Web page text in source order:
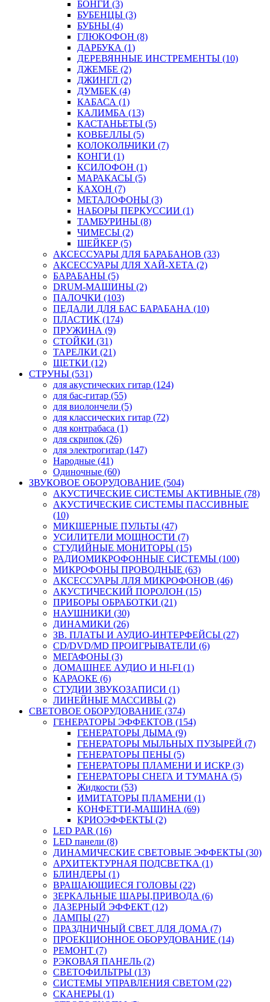
БОНГИ (3)
БУБЕНЦЫ (3)
БУБНЫ (4)
ГЛЮКОФОН (8)
ДАРБУКА (1)
ДЕРЕВЯННЫЕ ИНСТРЕМЕНТЫ (10)
ДЖЕМБЕ (2)
ДЖИНГЛ (2)
ДУМБЕК (4)
КАБАСА (1)
КАЛИМБА (13)
КАСТАНЬЕТЫ (5)
КОВБЕЛЛЫ (5)
КОЛОКОЛЬЧИКИ (7)
КОНГИ (1)
КСИЛОФОН (1)
МАРАКАСЫ (5)
КАХОН (7)
МЕТАЛОФОНЫ (3)
НАБОРЫ ПЕРКУССИИ (1)
ТАМБУРИНЫ (8)
ЧИМЕСЫ (2)
ШЕЙКЕР (5)
АКСЕССУАРЫ ДЛЯ БАРАБАНОВ (33)
АКСЕССУАРЫ ДЛЯ ХАЙ-ХЕТА (2)
БАРАБАНЫ (5)
DRUM-МАШИНЫ (2)
ПАЛОЧКИ (103)
ПЕДАЛИ ДЛЯ БАС БАРАБАНА (10)
ПЛАСТИК (174)
ПРУЖИНА (9)
СТОЙКИ (31)
ТАРЕЛКИ (21)
ЩЕТКИ (12)
СТРУНЫ (531)
для акустических гитар (124)
для бас-гитар (55)
для виолончели (5)
для классических гитар (72)
для контрабаса (1)
для скрипок (26)
для электрогитар (147)
Народные (41)
Одиночные (60)
ЗВУКОВОЕ ОБОРУДОВАНИЕ (504)
АКУСТИЧЕСКИЕ СИСТЕМЫ АКТИВНЫЕ (78)
АКУСТИЧЕСКИЕ СИСТЕМЫ ПАССИВНЫЕ
(10)
МИКШЕРНЫЕ ПУЛЬТЫ (47)
УСИЛИТЕЛИ МОЩНОСТИ (7)
СТУДИЙНЫЕ МОНИТОРЫ (15)
РАДИОМИКРОФОННЫЕ СИСТЕМЫ (100)
МИКРОФОНЫ ПРОВОДНЫЕ (63)
АКСЕССУАРЫ ЛЛЯ МИКРОФОНОВ (46)
АКУСТИЧЕСКИЙ ПОРОЛОН (15)
ПРИБОРЫ ОБРАБОТКИ (21)
НАУШНИКИ (30)
ДИНАМИКИ (26)
ЗВ. ПЛАТЫ И АУДИО-ИНТЕРФЕЙСЫ (27)
CD/DVD/MD ПРОИГРЫВАТЕЛИ (6)
МЕГАФОНЫ (3)
ДОМАШНЕЕ АУДИО И HI-FI (1)
КАРАОКЕ (6)
СТУДИИ ЗВУКОЗАПИСИ (1)
ЛИНЕЙНЫЕ МАССИВЫ (2)
СВЕТОВОЕ ОБОРУДОВАНИЕ (374)
ГЕНЕРАТОРЫ ЭФФЕКТОВ (154)
ГЕНЕРАТОРЫ ДЫМА (9)
ГЕНЕРАТОРЫ МЫЛЬНЫХ ПУЗЫРЕЙ (7)
ГЕНЕРАТОРЫ ПЕНЫ (5)
ГЕНЕРАТОРЫ ПЛАМЕНИ И ИСКР (3)
ГЕНЕРАТОРЫ СНЕГА И ТУМАНА (5)
Жидкости (53)
ИМИТАТОРЫ ПЛАМЕНИ (1)
КОНФЕТТИ-МАШИНА (69)
КРИОЭФФЕКТЫ (2)
LED PAR (16)
LED панели (8)
ДИНАМИЧЕСКИЕ СВЕТОВЫЕ ЭФФЕКТЫ (30)
АРХИТЕКТУРНАЯ ПОДСВЕТКА (1)
БЛИНДЕРЫ (1)
ВРАЩАЮЩИЕСЯ ГОЛОВЫ (22)
ЗЕРКАЛЬНЫЕ ШАРЫ,ПРИВОДА (6)
ЛАЗЕРНЫЙ ЭФФЕКТ (12)
ЛАМПЫ (27)
ПРАЗДНИЧНЫЙ СВЕТ ДЛЯ ДОМА (7)
ПРОЕКЦИОННОЕ ОБОРУДОВАНИЕ (14)
РЕМОНТ (7)
РЭКОВАЯ ПАНЕЛЬ (2)
СВЕТОФИЛЬТРЫ (13)
СИСТЕМЫ УПРАВЛЕНИЯ СВЕТОМ (22)
СКАНЕРЫ (1)